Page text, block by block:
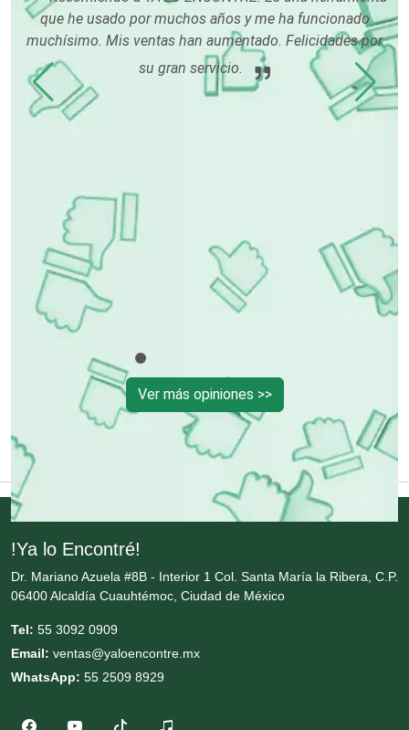
Construcciones en General
Contadores
Conversiones Automotrices
Copiadoras
Cortinas, Persianas y Alfombras
Cremerías y Salchichonerías
Decoración de Interiores
Dentistas
Deportes
que he usado por muchos años y me ha funcionado
muchísimo. Mis ventas han aumentado. Felicidades por
su gran servicio.
Ver más opiniones >>
!Ya lo Encontré!
Dr. Mariano Azuela #8B - Interior 1 Col. Santa María la Ribera, C.P.
06400 Alcaldía Cuauhtémoc, Ciudad de México
Tel: 55 3092 0909
Email: ventas@yaloencontre.mx
WhatsApp: 55 2509 8929